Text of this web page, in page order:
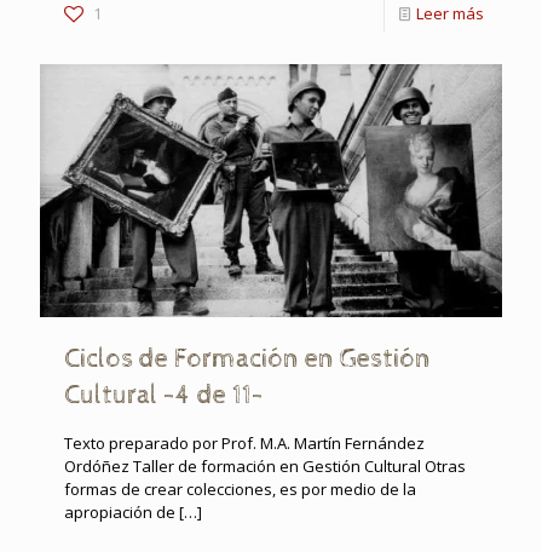
1 Leer más
Ciclos de Formación en Gestión
Cultural -4 de 11-
Texto preparado por Prof. M.A. Martín Fernández
Ordóñez Taller de formación en Gestión Cultural Otras
formas de crear colecciones, es por medio de la
apropiación de […]